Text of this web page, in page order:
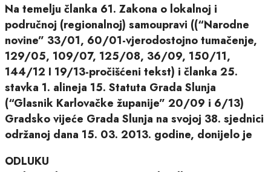
Na temelju članka 61. Zakona o lokalnoj i
područnoj (regionalnoj) samoupravi ((“Narodne
novine” 33/01, 60/01-vjerodostojno tumačenje,
129/05, 109/07, 125/08, 36/09, 150/11,
144/12 I 19/13-pročišćeni tekst) i članka 25.
stavka 1. alineja 15. Statuta Grada Slunja
(“Glasnik Karlovačke županije” 20/09 i 6/13)
Gradsko vijeće Grada Slunja na svojoj 38. sjednici
održanoj dana 15. 03. 2013. godine, donijelo je
ODLUKU